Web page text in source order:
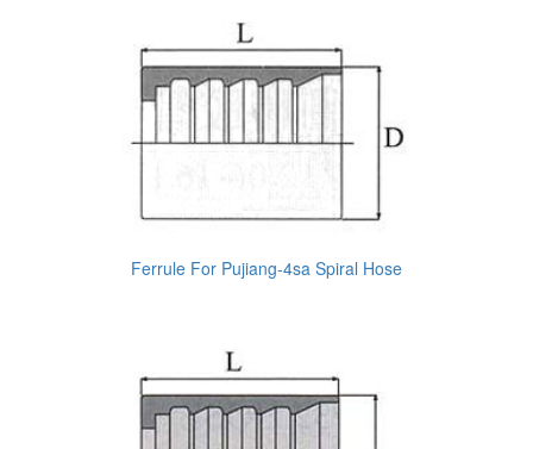
Ferrule For Pujiang-4sa Spiral Hose